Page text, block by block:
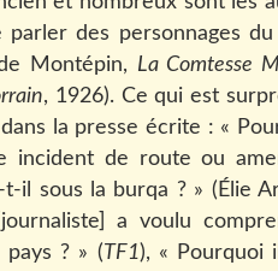
parler des personnages
Montépin, La Comtesse
, 1926). Ce qui est
la presse écrite : «
incident de route ou
il sous la burqa ? » (Élie
a voulu
pays ? » (TF1), « Pourquoi